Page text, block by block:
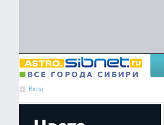
Вход